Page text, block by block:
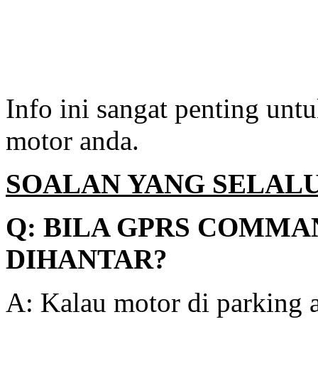
Info ini sangat penting
motor anda.
SOALAN YANG
Q: BILA GPRS
DIHANTAR?
A: Kalau motor di parking